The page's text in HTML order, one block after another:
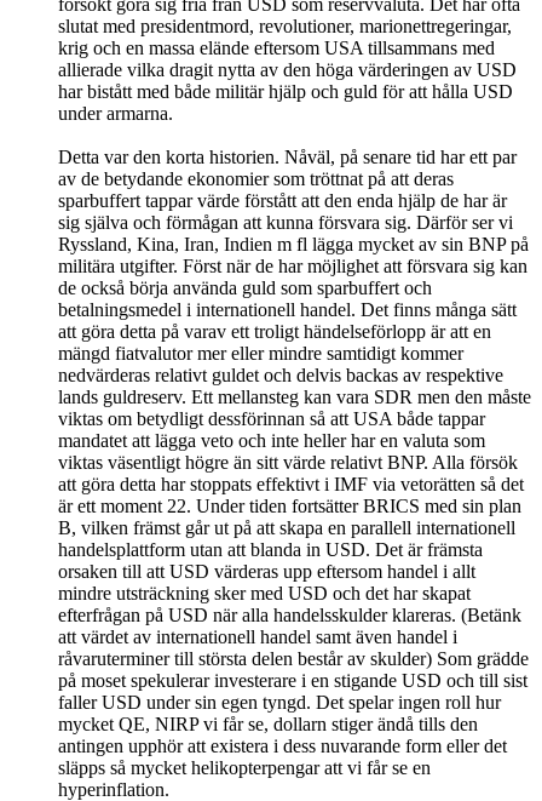
slutat med presidentmord, revolutioner, marionettregeringar,
krig och en massa elände eftersom USA tillsammans med
allierade vilka dragit nytta av den höga värderingen av USD
har bistått med både militär hjälp och guld för att hålla USD
under armarna.
Detta var den korta historien. Nåväl, på senare tid har ett par
av de betydande ekonomier som tröttnat på att deras
sparbuffert tappar värde förstått att den enda hjälp de har är
sig själva och förmågan att kunna försvara sig. Därför ser vi
Ryssland, Kina, Iran, Indien m fl lägga mycket av sin BNP på
militära utgifter. Först när de har möjlighet att försvara sig kan
de också börja använda guld som sparbuffert och
betalningsmedel i internationell handel. Det finns många sätt
att göra detta på varav ett troligt händelseförlopp är att en
mängd fiatvalutor mer eller mindre samtidigt kommer
nedvärderas relativt guldet och delvis backas av respektive
lands guldreserv. Ett mellansteg kan vara SDR men den måste
viktas om betydligt dessförinnan så att USA både tappar
mandatet att lägga veto och inte heller har en valuta som
viktas väsentligt högre än sitt värde relativt BNP. Alla försök
att göra detta har stoppats effektivt i IMF via vetorätten så det
är ett moment 22. Under tiden fortsätter BRICS med sin plan
B, vilken främst går ut på att skapa en parallell internationell
handelsplattform utan att blanda in USD. Det är främsta
orsaken till att USD värderas upp eftersom handel i allt
mindre utsträckning sker med USD och det har skapat
efterfrågan på USD när alla handelsskulder klareras. (Betänk
att värdet av internationell handel samt även handel i
råvaruterminer till största delen består av skulder) Som grädde
på moset spekulerar investerare i en stigande USD och till sist
faller USD under sin egen tyngd. Det spelar ingen roll hur
mycket QE, NIRP vi får se, dollarn stiger ändå tills den
antingen upphör att existera i dess nuvarande form eller det
släpps så mycket helikopterpengar att vi får se en
hyperinflation.